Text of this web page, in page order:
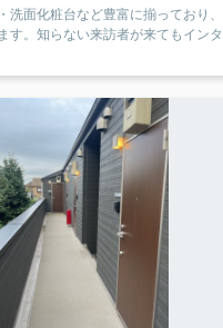
洗面化粧台など豊富に揃っており
す。知らない来訪者が来てもイン